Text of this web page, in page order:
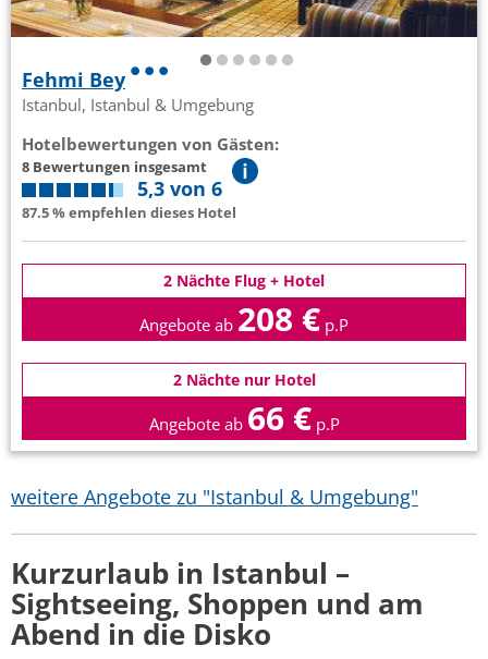
Fehmi Bey
Istanbul, Istanbul & Umgebung
Hotelbewertungen von Gästen:
8 Bewertungen insgesamt
5,3 von 6
87.5 % empfehlen dieses Hotel
2 Nächte Flug + Hotel
Angebote ab 208 € p.P
2 Nächte nur Hotel
Angebote ab 66 € p.P
weitere Angebote zu "Istanbul & Umgebung"
Kurzurlaub in Istanbul –
Sightseeing, Shoppen und am
Abend in die Disko